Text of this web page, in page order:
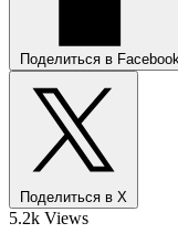
Поделиться в Facebook
Поделиться в X
5.2k Views